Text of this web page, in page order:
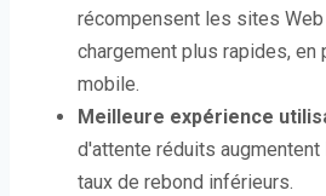
récompensent les sites
chargement plus rapides, en
mobile.
Meilleure expérience
d'attente réduits
taux de rebond inférieurs.